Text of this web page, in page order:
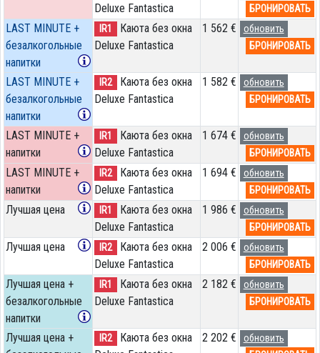
Deluxe Fantastica
БРОНИРОВАТЬ
LAST MINUTE +
безалкогольные
напитки
IR1
Каюта без окна
Deluxe Fantastica
1 562 €
обновить
БРОНИРОВАТЬ
LAST MINUTE +
безалкогольные
напитки
IR2
Каюта без окна
Deluxe Fantastica
1 582 €
обновить
БРОНИРОВАТЬ
LAST MINUTE +
напитки
IR1
Каюта без окна
Deluxe Fantastica
1 674 €
обновить
БРОНИРОВАТЬ
LAST MINUTE +
напитки
IR2
Каюта без окна
Deluxe Fantastica
1 694 €
обновить
БРОНИРОВАТЬ
Лучшая цена IR1
Каюта без окна
Deluxe Fantastica
1 986 €
обновить
БРОНИРОВАТЬ
Лучшая цена IR2
Каюта без окна
Deluxe Fantastica
2 006 €
обновить
БРОНИРОВАТЬ
Лучшая цена +
безалкогольные
напитки
IR1
Каюта без окна
Deluxe Fantastica
2 182 €
обновить
БРОНИРОВАТЬ
Лучшая цена +
IR2
Каюта без окна
2 202 €
обновить